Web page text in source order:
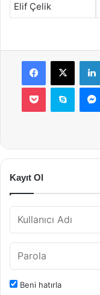
Elif Çelik
Facebook
X
Pocket Skype
Kayıt Ol
Beni hatırla